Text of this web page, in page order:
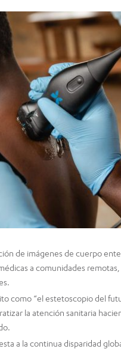
de imágenes de cuerpo
a comunidades
como “el estetoscopio del
la atención sanitaria
a la continua disparidad